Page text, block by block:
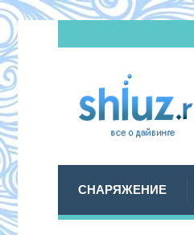
СНАРЯЖЕНИЕ